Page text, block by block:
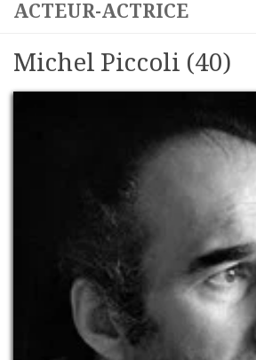
ACTEUR-ACTRICE
Michel Piccoli (40)